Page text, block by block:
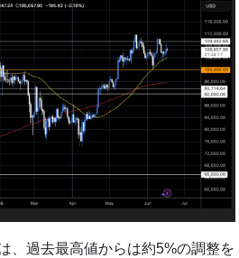
、過去最高値からは約5%の調整を